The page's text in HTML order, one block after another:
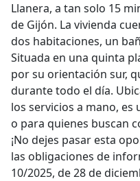
Llanera, a tan solo 15
de Gijón. La vivienda
dos habitaciones, un
Situada en una quinta
por su orientación sur,
durante todo el día.
los servicios a mano,
o para quienes buscan
¡No dejes pasar esta
las obligaciones de
10/2025, de 28 de